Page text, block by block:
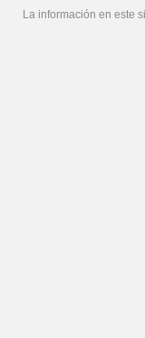
La información en este